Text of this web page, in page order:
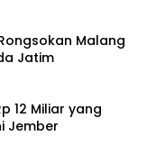
Malang
Jatim
12 Miliar yang
Jember